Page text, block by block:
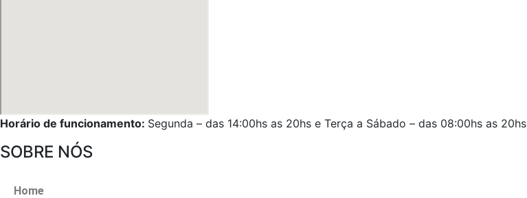
Horário de funcionamento: Segunda – das 14:00hs as 20hs e Terça a Sábado – das 08:00hs as 20hs
SOBRE NÓS
Home